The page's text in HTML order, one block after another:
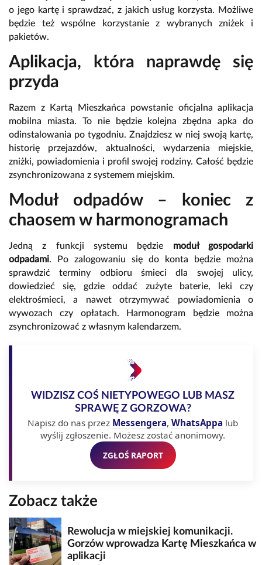
o jego kartę i sprawdzać, z jakich usług korzysta. Możliwe
będzie też wspólne korzystanie z wybranych zniżek i
pakietów.
Aplikacja, która naprawdę się
przyda
Razem z Kartą Mieszkańca powstanie oficjalna aplikacja
mobilna miasta. To nie będzie kolejna zbędna apka do
odinstalowania po tygodniu. Znajdziesz w niej swoją kartę,
historię przejazdów, aktualności, wydarzenia miejskie,
zniżki, powiadomienia i profil swojej rodziny. Całość będzie
zsynchronizowana z systemem miejskim.
Moduł odpadów – koniec z
chaosem w harmonogramach
Jedną z funkcji systemu będzie moduł gospodarki
odpadami. Po zalogowaniu się do konta będzie można
sprawdzić terminy odbioru śmieci dla swojej ulicy,
dowiedzieć się, gdzie oddać zużyte baterie, leki czy
elektrośmieci, a nawet otrzymywać powiadomienia o
wywozach czy opłatach. Harmonogram będzie można
zsynchronizować z własnym kalendarzem.
WIDZISZ COŚ NIETYPOWEGO LUB MASZ
SPRAWĘ Z GORZOWA?
Napisz do nas przez Messengera, WhatsAppa lub
wyślij zgłoszenie. Możesz zostać anonimowy.
ZGŁOŚ RAPORT
Zobacz także
Rewolucja w miejskiej komunikacji.
Gorzów wprowadza Kartę Mieszkańca w
aplikacji